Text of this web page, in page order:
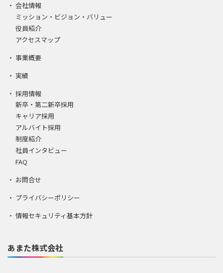
会社情報
ミッション・ビジョン・バリュー
役員紹介
アクセスマップ
事業概要
実績
採用情報
新卒・第二新卒採用
キャリア採用
アルバイト採用
制度紹介
社員インタビュー
FAQ
お問合せ
プライバシーポリシー
情報セキュリティ基本方針
あまた株式会社